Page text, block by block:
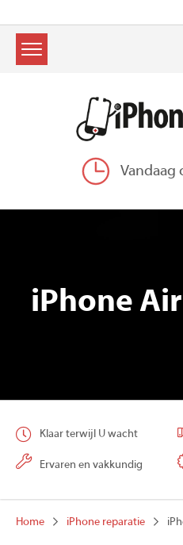
Vandaag
iPhone
Klaar terwijl U wacht
Ervaren en vakkundig
Home iPhone reparatie